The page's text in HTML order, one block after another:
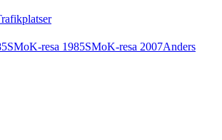
SMoK-resa 1985SMoK-resa 2007Anders